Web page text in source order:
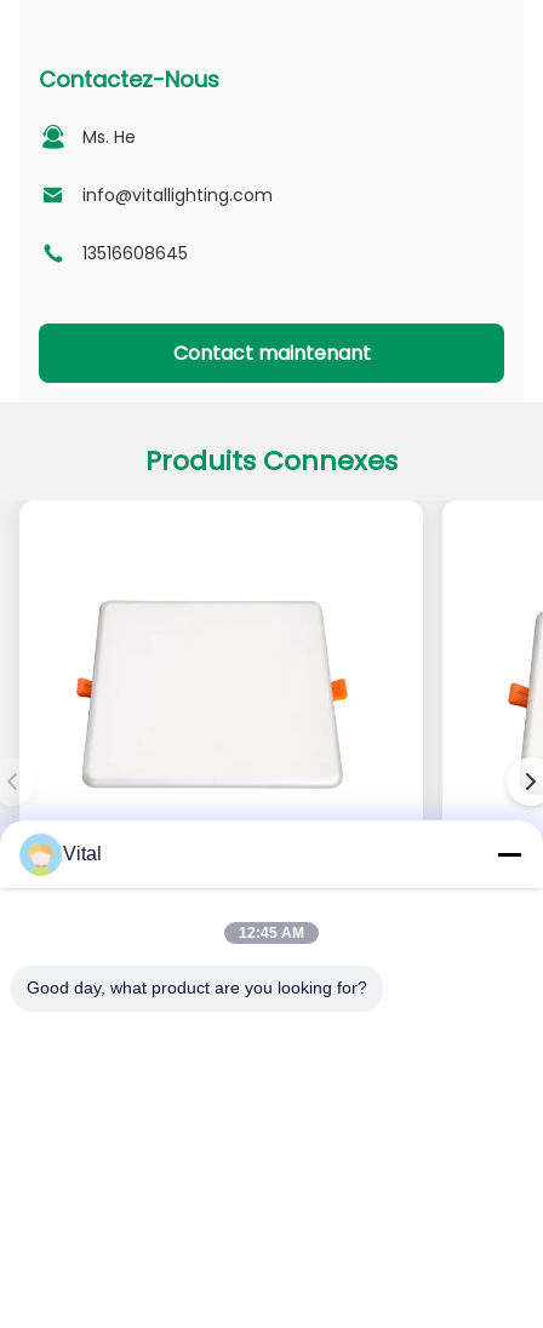
Série MDL
Série NSDL
Série DL
Série PADL
Série photovoltaïque
Série PD
Série CL
Série PACL
ouverture variable
Série D - Plaque guide de lumière à points
Contactez-Nous
Ms. He
info@vitallighting.com
13516608645
Contact maintenant
Produits Connexes
Obtenez le meilleur prix
Vital
12:45 AM
Good day, what product are you looking for?